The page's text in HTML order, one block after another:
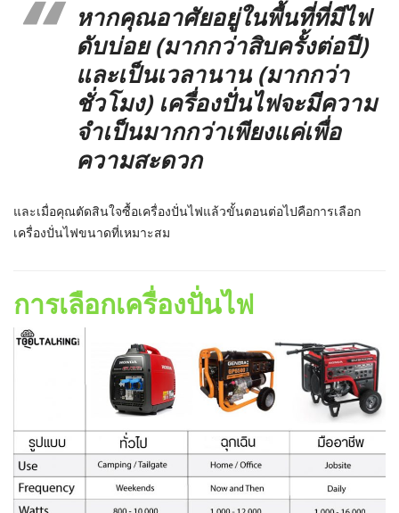
หากคุณอาศัยอยู่ในพื้นที่ที่มีไฟ
ดับบ่อย (มากกว่าสิบครั้งต่อปี)
และเป็นเวลานาน (มากกว่า
ชั่วโมง) เครื่องปั่นไฟจะมีความ
จำเป็นมากกว่าเพียงแค่เพื่อ
ความสะดวก
และเมื่อคุณตัดสินใจซื้อเครื่องปั่นไฟแล้วขั้นตอนต่อไปคือการเลือก
เครื่องปั่นไฟขนาดที่เหมาะสม
การเลือกเครื่องปั่นไฟ